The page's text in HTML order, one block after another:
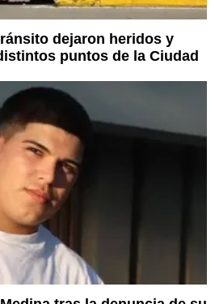
dejaron heridos y
puntos de la Ciudad